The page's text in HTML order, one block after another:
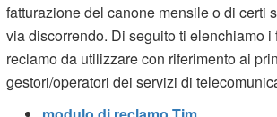
fatturazione del canone mensile o di certi
via discorrendo. Di seguito ti elenchiamo i
reclamo da utilizzare con riferimento ai
gestori/operatori dei servizi di